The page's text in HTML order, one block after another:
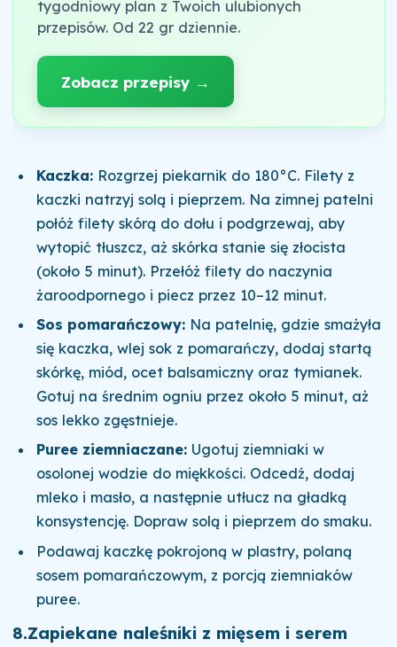
tygodniowy plan z Twoich ulubionych
przepisów. Od 22 gr dziennie.
Zobacz przepisy →
Kaczka: Rozgrzej piekarnik do 180°C. Filety z
kaczki natrzyj solą i pieprzem. Na zimnej patelni
połóż filety skórą do dołu i podgrzewaj, aby
wytopić tłuszcz, aż skórka stanie się złocista
(około 5 minut). Przełóż filety do naczynia
żaroodpornego i piecz przez 10–12 minut.
Sos pomarańczowy: Na patelnię, gdzie smażyła
się kaczka, wlej sok z pomarańczy, dodaj startą
skórkę, miód, ocet balsamiczny oraz tymianek.
Gotuj na średnim ogniu przez około 5 minut, aż
sos lekko zgęstnieje.
Puree ziemniaczane: Ugotuj ziemniaki w
osolonej wodzie do miękkości. Odcedź, dodaj
mleko i masło, a następnie utłucz na gładką
konsystencję. Dopraw solą i pieprzem do smaku.
Podawaj kaczkę pokrojoną w plastry, polaną
sosem pomarańczowym, z porcją ziemniaków
puree.
8.Zapiekane naleśniki z mięsem i serem